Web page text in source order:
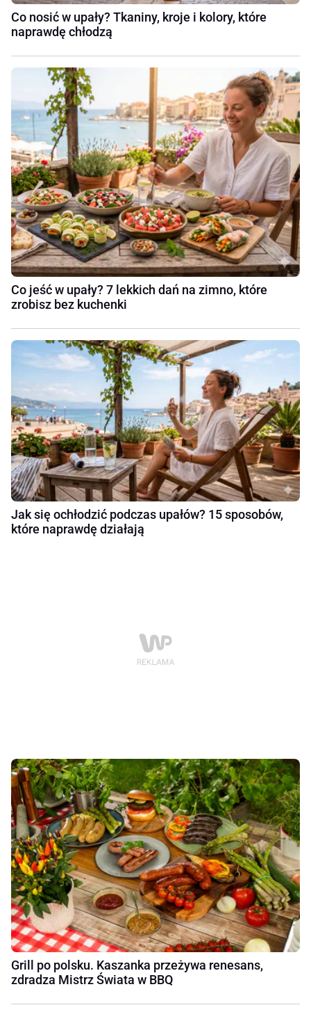
Co nosić w upały? Tkaniny, kroje i kolory, które
naprawdę chłodzą
Co jeść w upały? 7 lekkich dań na zimno, które
zrobisz bez kuchenki
Jak się ochłodzić podczas upałów? 15 sposobów,
które naprawdę działają
Grill po polsku. Kaszanka przeżywa renesans,
zdradza Mistrz Świata w BBQ